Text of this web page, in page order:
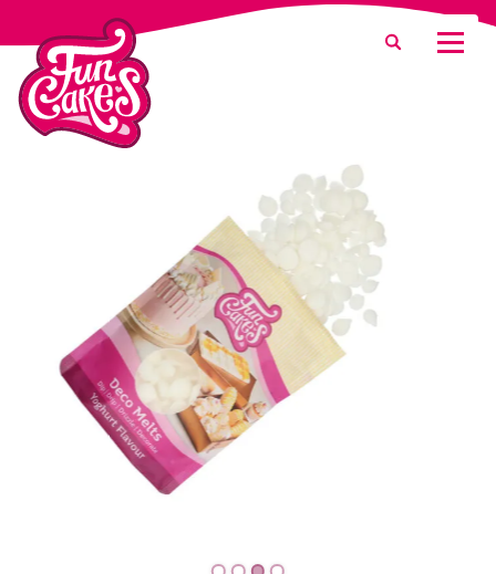
Waar ben je naar op zoek?
Zoeken